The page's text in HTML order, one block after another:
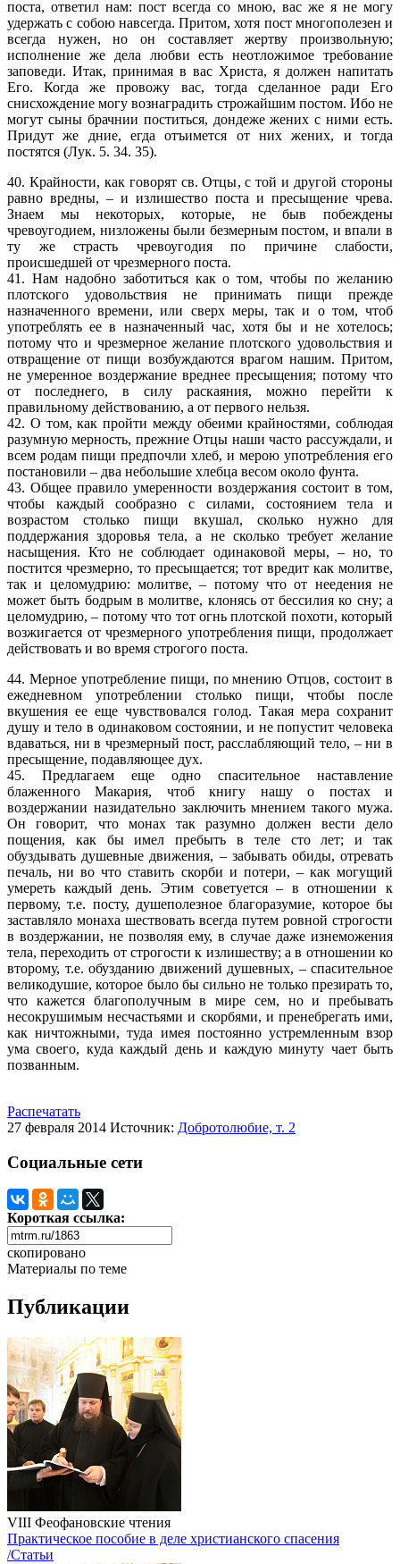
поста, ответил нам: пост всегда со мною, вас же я не могу
удержать с собою навсегда. Притом, хотя пост многополезен и
всегда нужен, но он составляет жертву произвольную;
исполнение же дела любви есть неотложимое требование
заповеди. Итак, принимая в вас Христа, я должен напитать
Его. Когда же провожу вас, тогда сделанное ради Его
снисхождение могу вознаградить строжайшим постом. Ибо не
могут сыны брачнии поститься, дондеже жених с ними есть.
Придут же дние, егда отъимется от них жених, и тогда
постятся (Лук. 5. 34. 35).
40. Крайности, как говорят св. Отцы, с той и другой стороны
равно вредны, – и излишество поста и пресыщение чрева.
Знаем мы некоторых, которые, не быв побеждены
чревоугодием, низложены были безмерным постом, и впали в
ту же страсть чревоугодия по причине слабости,
происшедшей от чрезмерного поста.
41. Нам надобно заботиться как о том, чтобы по желанию
плотского удовольствия не принимать пищи прежде
назначенного времени, или сверх меры, так и о том, чтоб
употреблять ее в назначенный час, хотя бы и не хотелось;
потому что и чрезмерное желание плотского удовольствия и
отвращение от пищи возбуждаются врагом нашим. Притом,
не умеренное воздержание вреднее пресыщения; потому что
от последнего, в силу раскаяния, можно перейти к
правильному действованию, а от первого нельзя.
42. О том, как пройти между обеими крайностями, соблюдая
разумную мерность, прежние Отцы наши часто рассуждали, и
всем родам пищи предпочли хлеб, и мерою употребления его
постановили – два небольшие хлебца весом около фунта.
43. Общее правило умеренности воздержания состоит в том,
чтобы каждый сообразно с силами, состоянием тела и
возрастом столько пищи вкушал, сколько нужно для
поддержания здоровья тела, а не сколько требует желание
насыщения. Кто не соблюдает одинаковой меры, – но, то
постится чрезмерно, то пресыщается; тот вредит как молитве,
так и целомудрию: молитве, – потому что от неедения не
может быть бодрым в молитве, клонясь от бессилия ко сну; а
целомудрию, – потому что тот огнь плотской похоти, который
возжигается от чрезмерного употребления пищи, продолжает
действовать и во время строгого поста.
44. Мерное употребление пищи, по мнению Отцов, состоит в
ежедневном употреблении столько пищи, чтобы после
вкушения ее еще чувствовался голод. Такая мера сохранит
душу и тело в одинаковом состоянии, и не попустит человека
вдаваться, ни в чрезмерный пост, расслабляющий тело, – ни в
пресыщение, подавляющее дух.
45. Предлагаем еще одно спасительное наставление
блаженного Макария, чтоб книгу нашу о постах и
воздержании назидательно заключить мнением такого мужа.
Он говорит, что монах так разумно должен вести дело
пощения, как бы имел пребыть в теле сто лет; и так
обуздывать душевные движения, – забывать обиды, отревать
печаль, ни во что ставить скорби и потери, – как могущий
умереть каждый день. Этим советуется – в отношении к
первому, т.е. посту, душеполезное благоразумие, которое бы
заставляло монаха шествовать всегда путем ровной строгости
в воздержании, не позволяя ему, в случае даже изнеможения
тела, переходить от строгости к излишеству; а в отношении ко
второму, т.е. обузданию движений душевных, – спасительное
великодушие, которое было бы сильно не только презирать то,
что кажется благополучным в мире сем, но и пребывать
несокрушимым несчастьями и скорбями, и пренебрегать ими,
как ничтожными, туда имея постоянно устремленным взор
ума своего, куда каждый день и каждую минуту чает быть
позванным.
Распечатать
27 февраля 2014 Источник: Добротолюбие, т. 2
Социальные сети
Короткая ссылка:
скопировано
Материалы по теме
Публикации
VIII Феофановские чтения
Практическое пособие в деле христианского спасения
/Статьи